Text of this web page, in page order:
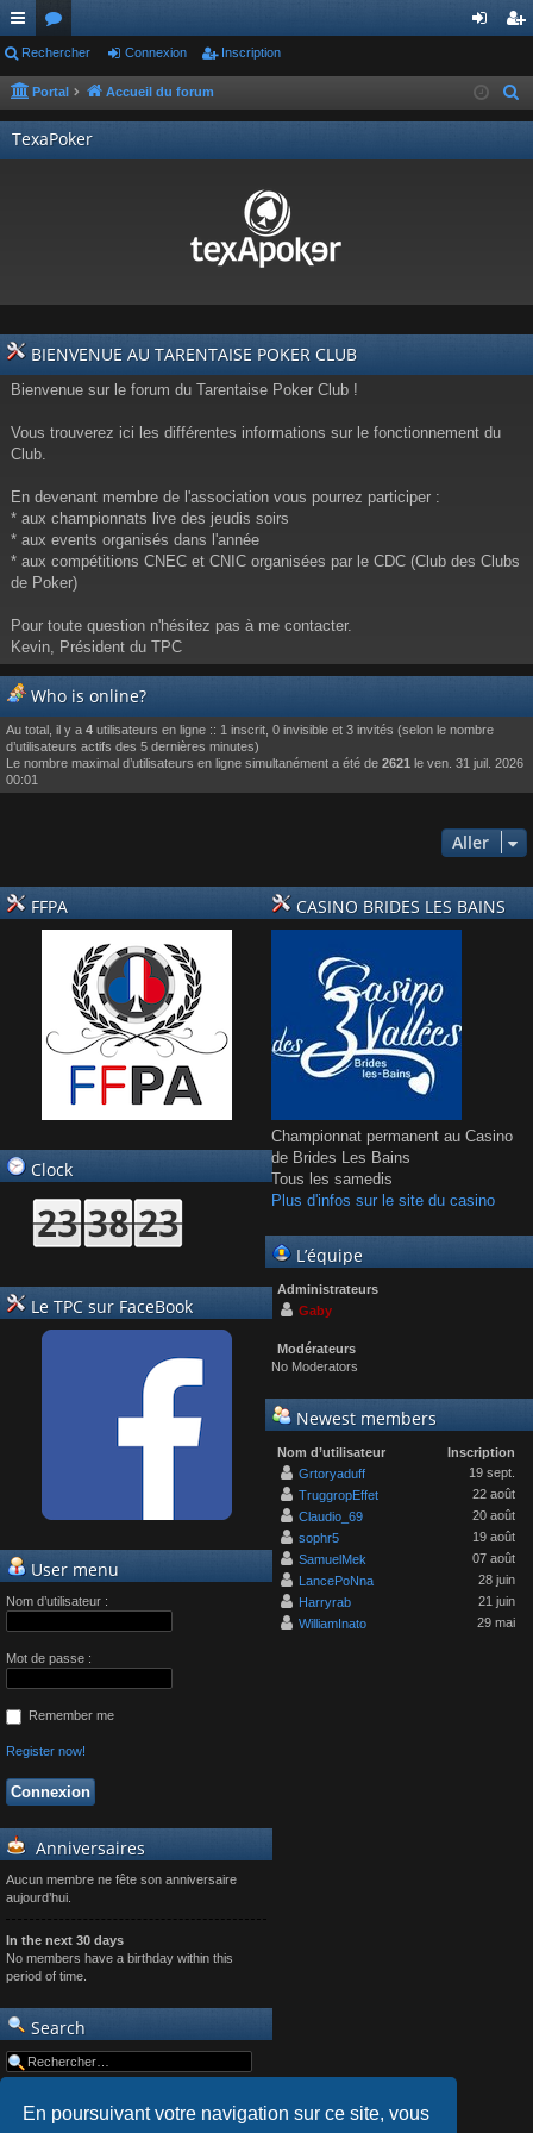
En poursuivant votre navigation sur ce site, vous
ac
co
ur
ci
or
u
m
s
ne
xi
on
cri
pti
on
Rechercher Connexion Inscription
Portal Accueil du forum
TexaPoker
BIENVENUE AU TARENTAISE POKER CLUB
Bienvenue sur le forum du Tarentaise Poker Club !
Vous trouverez ici les différentes informations sur le fonctionnement du
Club.
En devenant membre de l'association vous pourrez participer :
* aux championnats live des jeudis soirs
* aux events organisés dans l'année
* aux compétitions CNEC et CNIC organisées par le CDC (Club des Clubs
de Poker)
Pour toute question n'hésitez pas à me contacter.
Kevin, Président du TPC
Who is online?
Au total, il y a 4 utilisateurs en ligne :: 1 inscrit, 0 invisible et 3 invités (selon le nombre
d’utilisateurs actifs des 5 dernières minutes)
Le nombre maximal d’utilisateurs en ligne simultanément a été de 2621 le ven. 31 juil. 2026
00:01
Aller
FFPA
Clock
Le TPC sur FaceBook
User menu
Nom d’utilisateur :
Mot de passe :
Remember me
Register now!
Anniversaires
Aucun membre ne fête son anniversaire
aujourd’hui.
In the next 30 days
No members have a birthday within this
period of time.
Search
Advanced search
CASINO BRIDES LES BAINS
Championnat permanent au Casino
de Brides Les Bains
Tous les samedis
Plus d'infos sur le site du casino
L’équipe
Administrateurs
Gaby
Modérateurs
No Moderators
Newest members
Nom d’utilisateur
Inscription
Grtoryaduff
19 sept.
TruggropEffet
22 août
Claudio_69
20 août
sophr5
19 août
SamuelMek
07 août
LancePoNna
28 juin
Harryrab
21 juin
WilliamInato
29 mai